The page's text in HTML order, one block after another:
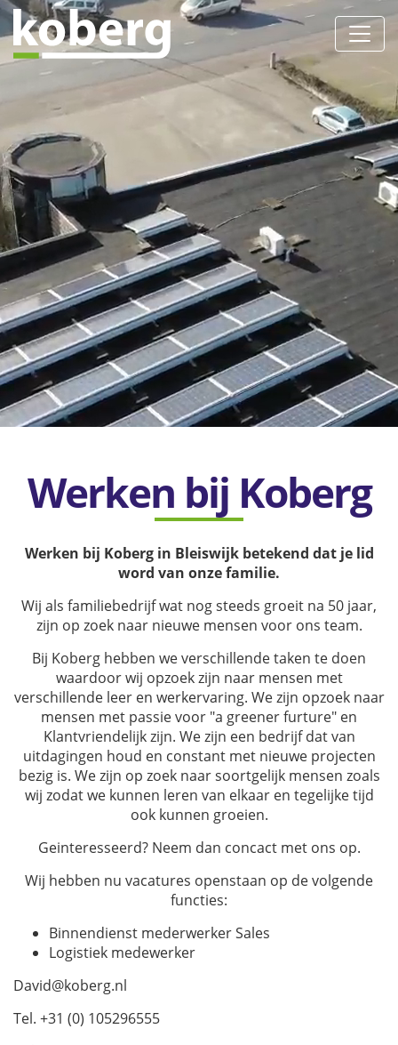
Werken bij Koberg
Werken bij Koberg in Bleiswijk betekend dat je lid
word van onze familie.
Wij als familiebedrijf wat nog steeds groeit na 50 jaar,
zijn op zoek naar nieuwe mensen voor ons team.
Bij Koberg hebben we verschillende taken te doen
waardoor wij opzoek zijn naar mensen met
verschillende leer en werkervaring. We zijn opzoek naar
mensen met passie voor "a greener furture" en
Klantvriendelijk zijn. We zijn een bedrijf dat van
uitdagingen houd en constant met nieuwe projecten
bezig is. We zijn op zoek naar soortgelijk mensen zoals
wij zodat we kunnen leren van elkaar en tegelijke tijd
ook kunnen groeien.
Geinteresseerd? Neem dan concact met ons op.
Wij hebben nu vacatures openstaan op de volgende
functies:
Binnendienst mederwerker Sales
Logistiek medewerker
David@koberg.nl
Tel. +31 (0) 105296555